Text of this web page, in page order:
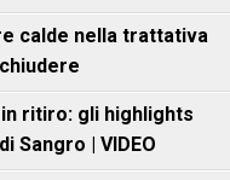
calde nella trattativa
ritiro: gli highlights
Sangro | VIDEO